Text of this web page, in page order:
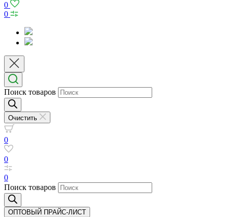
0
0
Поиск товаров
Очистить
0
0
0
Поиск товаров
ОПТОВЫЙ ПРАЙС-ЛИСТ